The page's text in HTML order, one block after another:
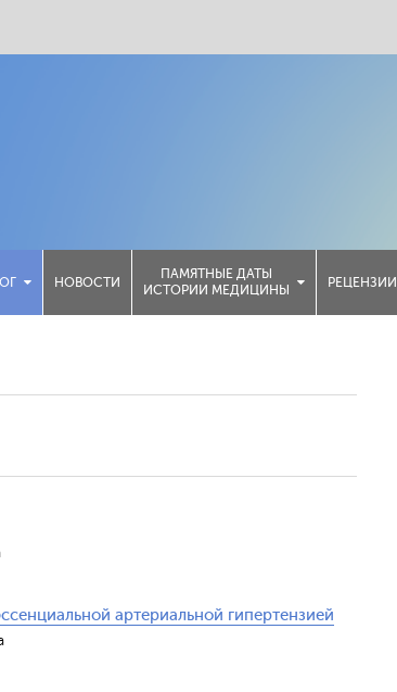
НОВОСТИ
ПАМЯТНЫЕ ДАТЫ
ИСТОРИИ МЕДИЦИНЫ
РЕЦЕНЗИИ
артериальной гипертензией